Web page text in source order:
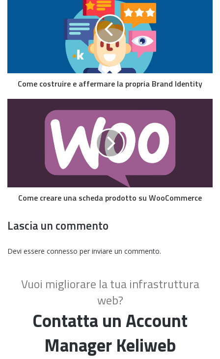
Come costruire e affermare la propria Brand Identity
Come creare una scheda prodotto su WooCommerce
Lascia un commento
Devi essere connesso per inviare un commento.
Vuoi migliorare la tua infrastruttura
web?
Contatta un Account
Manager Keliweb